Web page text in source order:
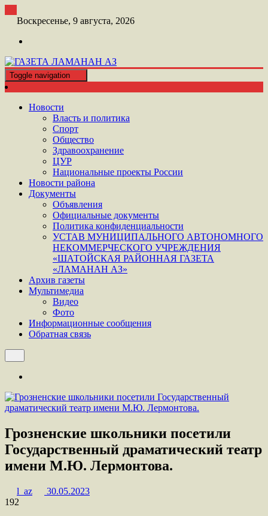
Воскресенье, 9 августа, 2026
ГАЗЕТА ЛАМАНАН АЗ
ШАТОЙСКАЯ ГАЗЕТА ЛАМАНАН АЗ
Toggle navigation
Новости
Власть и политика
Спорт
Общество
Здравоохранение
ЦУР
Национальные проекты России
Новости района
Документы
Объявления
Официальные документы
Политика конфиденциальности
УСТАВ МУНИЦИПАЛЬНОГО АВТОНОМНОГО
НЕКОММЕРЧЕСКОГО УЧРЕЖДЕНИЯ
«ШАТОЙСКАЯ РАЙОННАЯ ГАЗЕТА
«ЛАМАНАН АЗ»
Архив газеты
Мультимедиа
Видео
Фото
Информационные сообщения
Обратная связь
Грозненские школьники посетили
Государственный драматический театр
имени М.Ю. Лермонтова.
l_az
30.05.2023
192